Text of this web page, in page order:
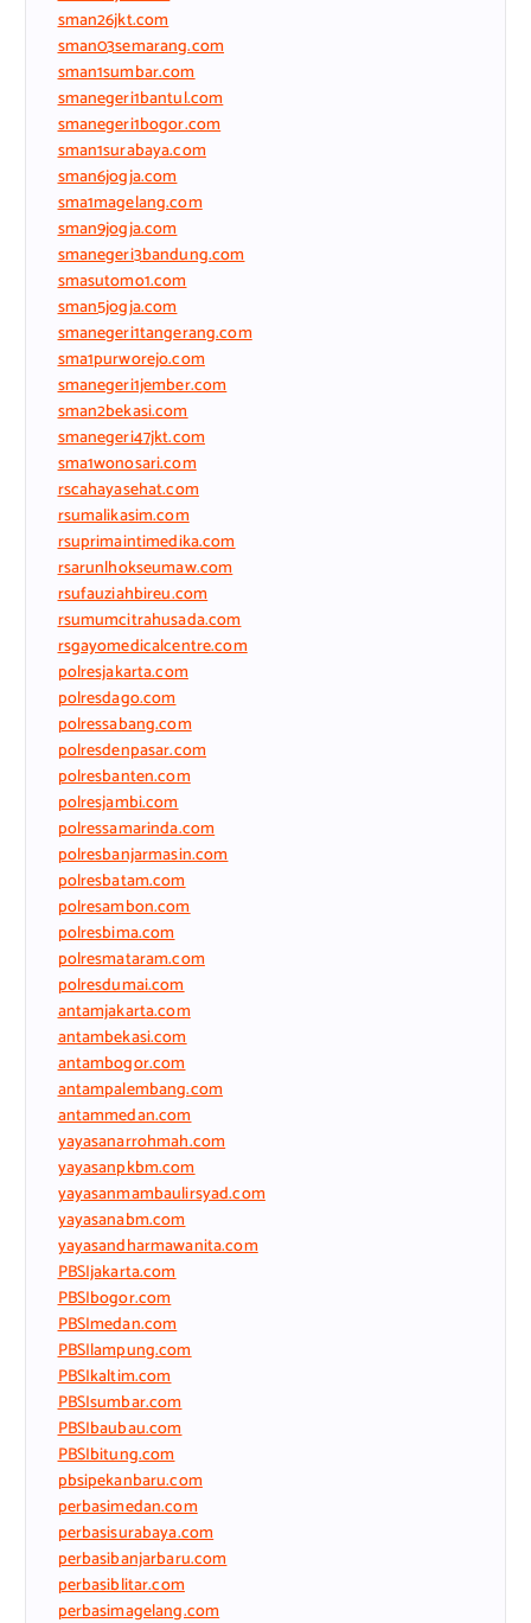
sman26jkt.com
sman03semarang.com
sman1sumbar.com
smanegeri1bantul.com
smanegeri1bogor.com
sman1surabaya.com
sman6jogja.com
sma1magelang.com
sman9jogja.com
smanegeri3bandung.com
smasutomo1.com
sman5jogja.com
smanegeri1tangerang.com
sma1purworejo.com
smanegeri1jember.com
sman2bekasi.com
smanegeri47jkt.com
sma1wonosari.com
rscahayasehat.com
rsumalikasim.com
rsuprimaintimedika.com
rsarunlhokseumaw.com
rsufauziahbireu.com
rsumumcitrahusada.com
rsgayomedicalcentre.com
polresjakarta.com
polresdago.com
polressabang.com
polresdenpasar.com
polresbanten.com
polresjambi.com
polressamarinda.com
polresbanjarmasin.com
polresbatam.com
polresambon.com
polresbima.com
polresmataram.com
polresdumai.com
antamjakarta.com
antambekasi.com
antambogor.com
antampalembang.com
antammedan.com
yayasanarrohmah.com
yayasanpkbm.com
yayasanmambaulirsyad.com
yayasanabm.com
yayasandharmawanita.com
PBSIjakarta.com
PBSIbogor.com
PBSImedan.com
PBSIlampung.com
PBSIkaltim.com
PBSIsumbar.com
PBSIbaubau.com
PBSIbitung.com
pbsipekanbaru.com
perbasimedan.com
perbasisurabaya.com
perbasibanjarbaru.com
perbasiblitar.com
perbasimagelang.com